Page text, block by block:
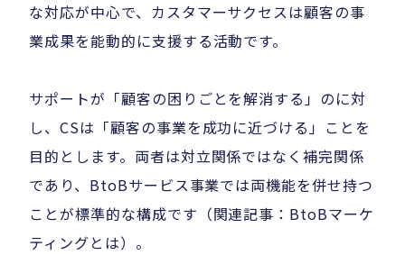
な対応が中心で、カスタマーサクセスは顧客の事
業成果を能動的に支援する活動です。
サポートが「顧客の困りごとを解消する」のに対
し、CSは「顧客の事業を成功に近づける」ことを
目的とします。両者は対立関係ではなく補完関係
であり、BtoBサービス事業では両機能を併せ持つ
ことが標準的な構成です（関連記事：BtoBマーケ
ティングとは）。